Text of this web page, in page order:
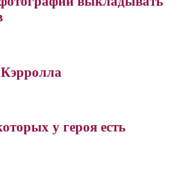
у героя есть